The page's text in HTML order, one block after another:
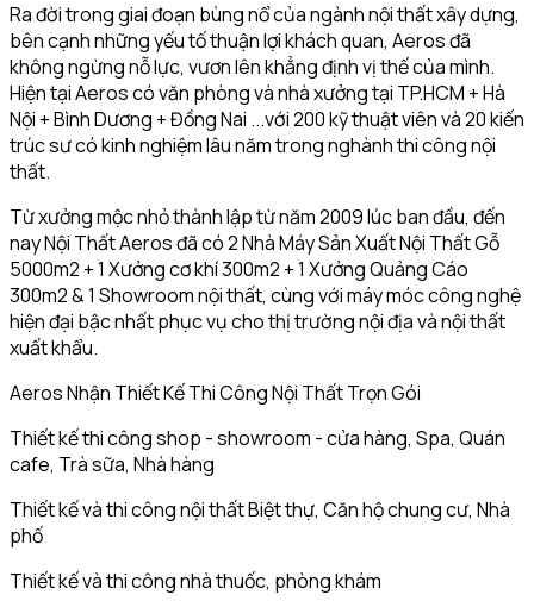
Ra đời trong giai đoạn bùng nổ của ngành nội thất xây dựng,
bên cạnh những yếu tố thuận lợi khách quan, Aeros đã
không ngừng nỗ lực, vươn lên khẳng định vị thế của mình.
Hiện tại Aeros có văn phòng và nhà xưởng tại TP.HCM + Hà
Nội + Bình Dương + Đồng Nai ...với 200 kỹ thuật viên và 20 kiến
trúc sư có kinh nghiệm lâu năm trong nghành thi công nội
thất.
Từ xưởng mộc nhỏ thành lập từ năm 2009 lúc ban đầu, đến
nay Nội Thất Aeros đã có 2 Nhà Máy Sản Xuất Nội Thất Gỗ
5000m2 + 1 Xưởng cơ khí 300m2 + 1 Xưởng Quảng Cáo
300m2 & 1 Showroom nội thất, cùng với máy móc công nghệ
hiện đại bậc nhất phục vụ cho thị trường nội địa và nội thất
xuất khẩu.
Aeros Nhận Thiết Kế Thi Công Nội Thất Trọn Gói
Thiết kế thi công shop - showroom - cửa hàng, Spa, Quán
cafe, Trà sữa, Nhà hàng
Thiết kế và thi công nội thất Biệt thự, Căn hộ chung cư, Nhà
phố
Thiết kế và thi công nhà thuốc, phòng khám